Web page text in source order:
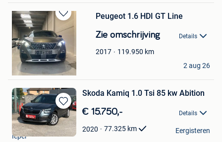
Bewaren
in
Mijn
Favorieten
Peugeot 1.6 HDI GT Line
Zie omschrijving Details
2017 119.950 km
carlos
Ieper
2 aug 26
Bewaren
in
Mijn
Favorieten
Skoda Kamiq 1.0 Tsi 85 kw Abition
€ 15.750,- Details
2020 77.325 km
forrest
Ieper
Eergisteren